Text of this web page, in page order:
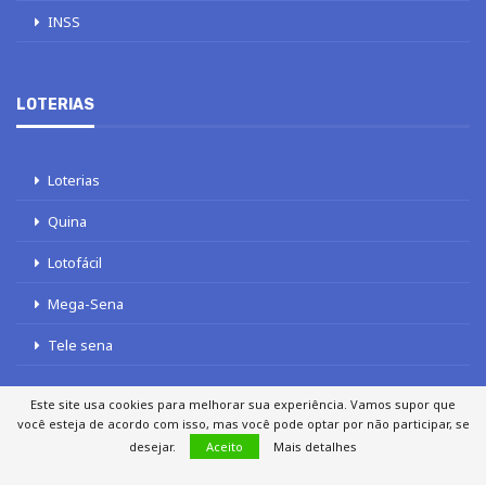
INSS
LOTERIAS
Loterias
Quina
Lotofácil
Mega-Sena
Tele sena
SOBRE NÓS AUTORES
FALE COM O JORNAL DCI
Este site usa cookies para melhorar sua experiência. Vamos supor que
você esteja de acordo com isso, mas você pode optar por não participar, se
desejar.
Aceito Mais detalhes